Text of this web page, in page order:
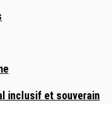
inclusif et souverain